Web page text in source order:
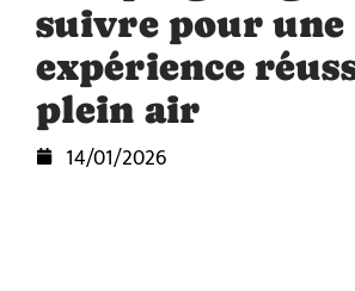
suivre pour une
expérience
plein air
14/01/2026